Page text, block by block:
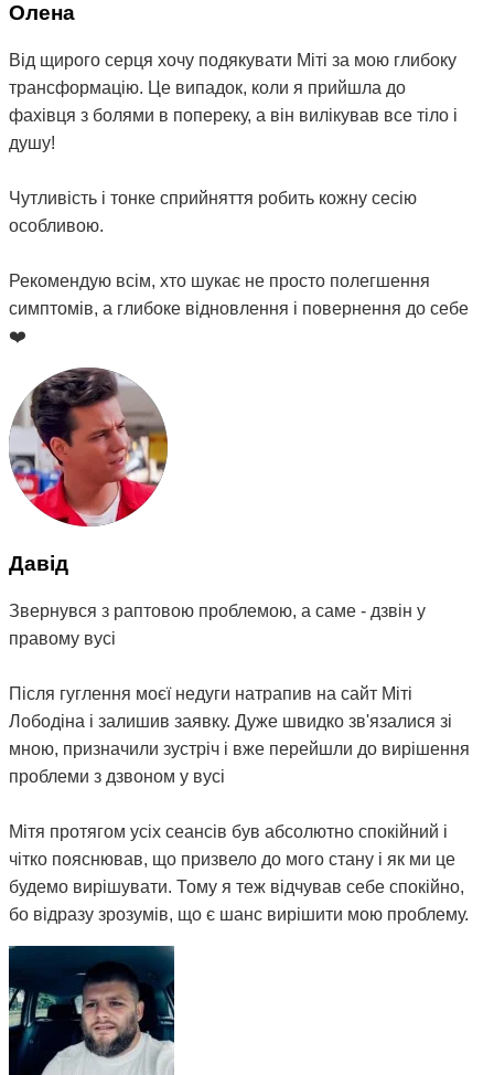
Олена
Від щирого серця хочу подякувати Міті за мою глибоку
трансформацію. Це випадок, коли я прийшла до
фахівця з болями в попереку, а він вилікував все тіло і
душу!
Чутливість і тонке сприйняття робить кожну сесію
особливою.
Рекомендую всім, хто шукає не просто полегшення
симптомів, а глибоке відновлення і повернення до себе
❤️
Давід
Звернувся з раптовою проблемою, а саме - дзвін у
правому вусі
Після гуглення моєї недуги натрапив на сайт Міті
Лободіна і залишив заявку. Дуже швидко зв'язалися зі
мною, призначили зустріч і вже перейшли до вирішення
проблеми з дзвоном у вусі
Мітя протягом усіх сеансів був абсолютно спокійний і
чітко пояснював, що призвело до мого стану і як ми це
будемо вирішувати. Тому я теж відчував себе спокійно,
бо відразу зрозумів, що є шанс вирішити мою проблему.
На даний момент після двох сеансів терапії, а також
щоденних вправ, призначених мені Мітею, мій стан
покращився, зник біль у шиї та плечах, і найголовніше -
дзвін став набагато тихішим, а іноді зовсім стихає. Тому
я можу рекомендувати остеопата Мітю, бо з усього